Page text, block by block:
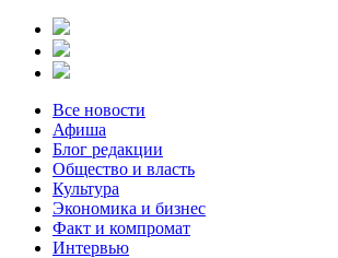
Все новости
Афиша
Блог редакции
Общество и власть
Культура
Экономика и бизнес
Факт и компромат
Интервью